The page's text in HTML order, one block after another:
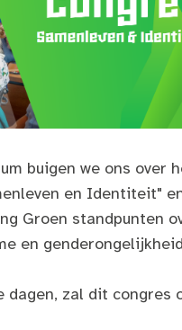
buigen we ons over
en Identiteit"
Groen standpunten
en
dagen, zal dit congres